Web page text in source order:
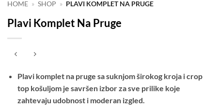
HOME » SHOP » PLAVI KOMPLET NA PRUGE
Plavi Komplet Na Pruge
Plavi komplet na pruge sa suknjom širokog kroja i crop
top košuljom je savršen izbor za sve prilike koje
zahtevaju udobnost i moderan izgled.